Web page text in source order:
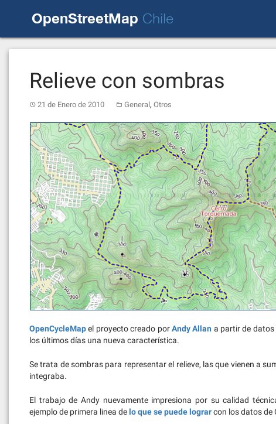
OpenStreetMap Chile
Relieve con sombras
21 de Enero de 2010 General, Otros
OpenCycleMapel proyecto creado porAndy Allan a partir de datos
los últimos días una nueva característica.
Se trata de sombras para representar el relieve, las que vienen a
integraba.
El trabajo de Andy nuevamente impresiona por su calidad
ejemplo de primera linea de lo que se puede lograrcon los datos de